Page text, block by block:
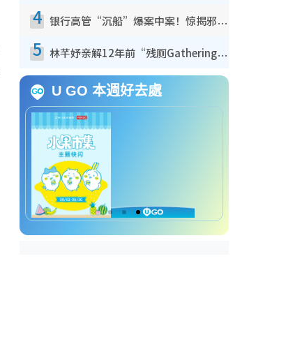
4 银行高管“沉船”爆案中案！惊揭邪教洗脑操控卖淫被吞600万，幕后黑手讲多错多
5 林芊妤亲解12年前“残厕Gathering”真相！高层解约一句话重创尊严，至今拒返TVB
U GO 本週好去處